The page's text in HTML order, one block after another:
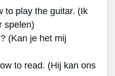
to play the guitar. (Ik
spelen)
(Kan je het mij
to read. (Hij kan ons